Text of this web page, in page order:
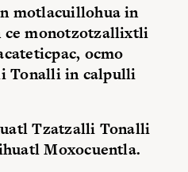
motlacuillohua in
ce monotzotzallixtli
ocmo
Tonalli in calpulli
Tzatzalli Tonalli
Moxocuentla.